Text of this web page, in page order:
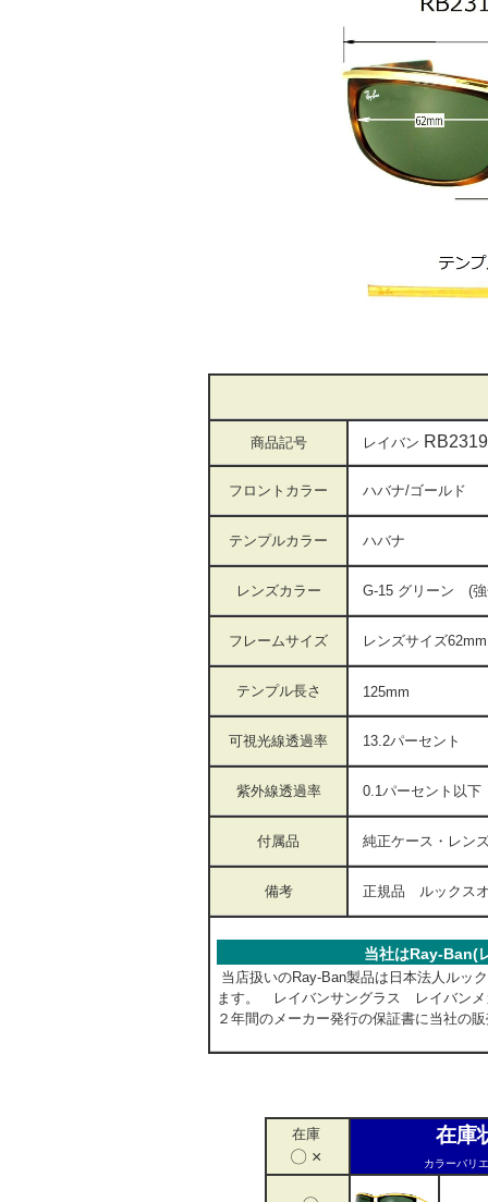
商品記号 レイバン
フロントカラー ハバナ/ゴール
テンプルカラー ハバナ
レンズカラー G-15 グリーン (
フレームサイズ レンズサイズ
テンプル長さ 125mm
可視光線透過率 13.2パーセン
紫外線透過率 0.1パーセント
付属品 純正ケース・レ
備考 正規品 ルックス
当社はRay-Ban(
当店扱いのRay-Ban製品は日本法人ルッ
ます。 レイバンサングラス レイバンメ
２年間のメーカー発行の保証書に当社の
在庫
〇 ×
在庫
カラーバリ